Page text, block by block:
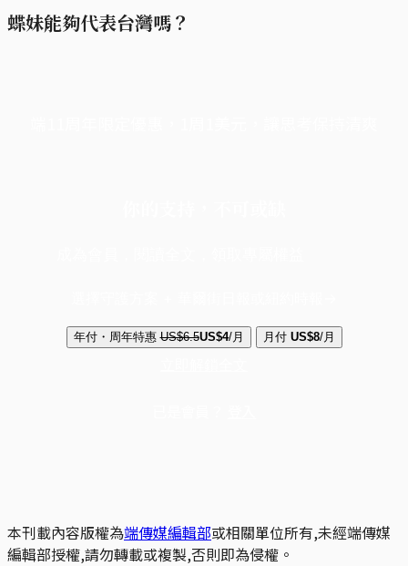
蝶妹能夠代表台灣嗎？
年付・周年特惠 US$6.5US$4/月 月付 US$8/月
本刊載內容版權為端傳媒編輯部或相關單位所有,未經端傳媒
編輯部授權,請勿轉載或複製,否則即為侵權。